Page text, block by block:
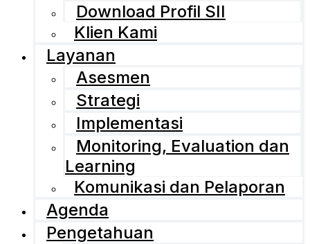
Download Profil SII
Klien Kami
Layanan
Asesmen
Strategi
Implementasi
Monitoring, Evaluation dan
Learning
Komunikasi dan Pelaporan
Agenda
Pengetahuan